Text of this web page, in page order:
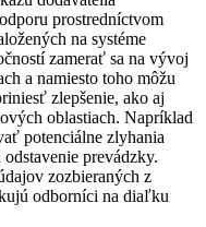
prostredníctvom
na systéme
zamerať sa na vývoj
a namiesto toho môžu
zlepšenie, ako aj
oblastiach. Napríklad
potenciálne zlyhania
prevádzky.
zozbieraných z
odborníci na diaľku